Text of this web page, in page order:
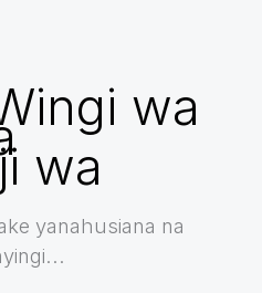
wa
wa
yanahusiana na